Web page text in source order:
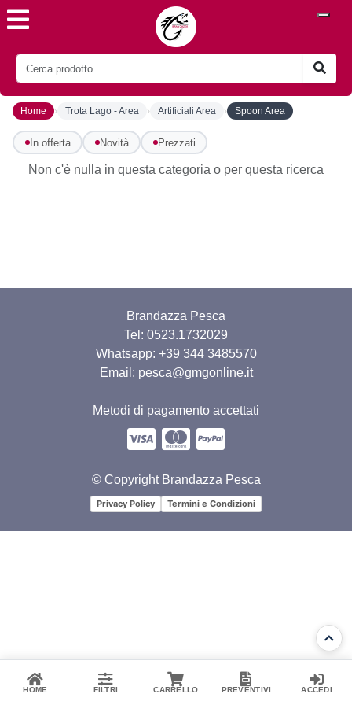
Home › Trota Lago - Area › Artificiali Area › Spoon Area
In offerta Novità Prezzati
Non c'è nulla in questa categoria o per questa ricerca
Brandazza Pesca
Tel: 0523.1732029
Whatsapp: +39 344 3485570
Email: pesca@gmgonline.it
Metodi di pagamento accettati
© Copyright Brandazza Pesca
Privacy Policy Termini e Condizioni
HOME FILTRI CARRELLO PREVENTIVI ACCEDI